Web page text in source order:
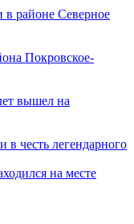
районе Северное
Покровское-
вышел на
честь легендарного
на месте